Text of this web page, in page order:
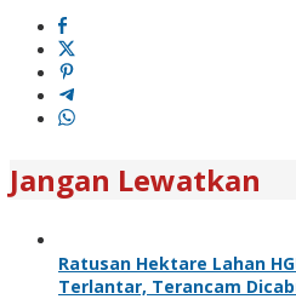
Jangan Lewatkan
Ratusan Hektare Lahan
Terlantar, Terancam